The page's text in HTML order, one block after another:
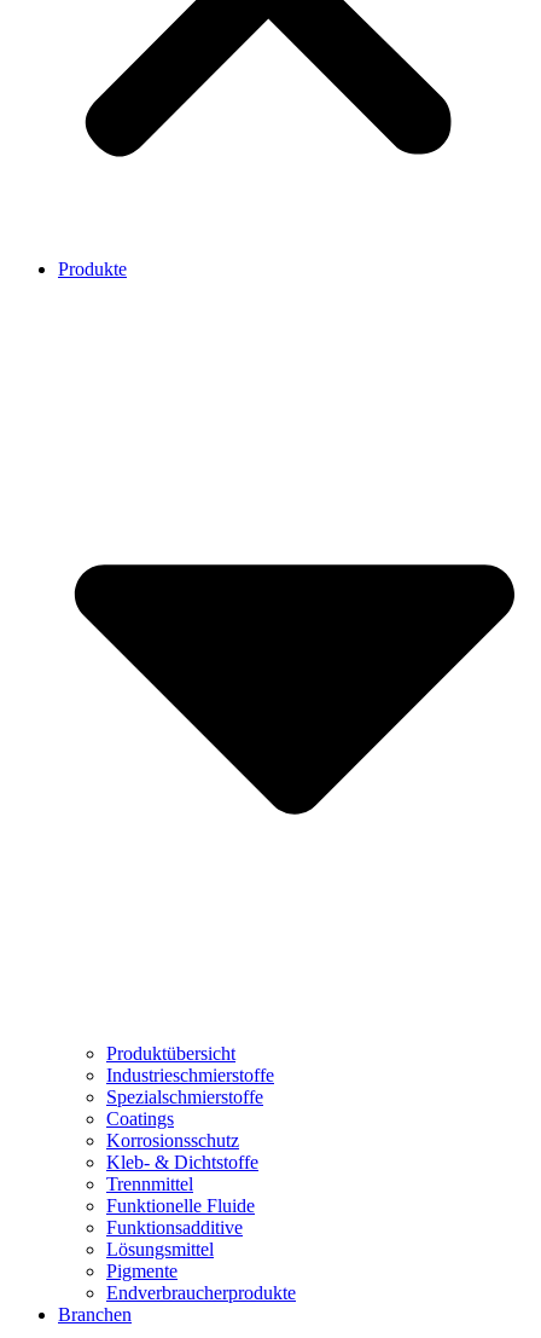
Produkte
Produktübersicht
Industrieschmierstoffe
Spezialschmierstoffe
Coatings
Korrosionsschutz
Kleb- & Dichtstoffe
Trennmittel
Funktionelle Fluide
Funktionsadditive
Lösungsmittel
Pigmente
Endverbraucherprodukte
Branchen